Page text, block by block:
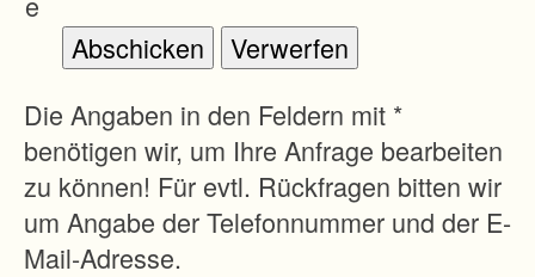
Die Angaben in den Feldern mit *
benötigen wir, um Ihre Anfrage bearbeiten
zu können! Für evtl. Rückfragen bitten wir
um Angabe der Telefonnummer und der E-
Mail-Adresse.